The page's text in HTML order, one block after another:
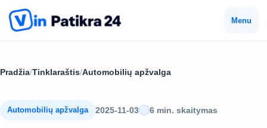
Menu
Pradžia/Tinklaraštis/Automobilių apžvalga
Automobilių apžvalga 2025-11-03 6 min. skaitymas